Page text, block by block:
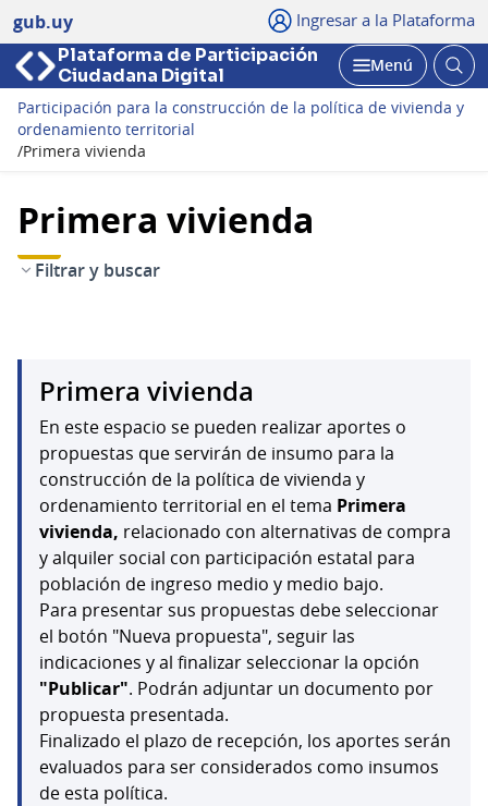
gub.uy Ingresar a la Plataforma
Plataforma de Participación
Ciudadana Digital
Abrir
Menú
Participación para la construcción de la política de vivienda y
ordenamiento territorial
/Primera vivienda
Primera vivienda
Filtrar y buscar
Primera vivienda
En este espacio se pueden realizar aportes o
propuestas que servirán de insumo para la
construcción de la política de vivienda y
ordenamiento territorial en el tema Primera
vivienda, relacionado con alternativas de compra
y alquiler social con participación estatal para
población de ingreso medio y medio bajo.
Para presentar sus propuestas debe seleccionar
el botón "Nueva propuesta", seguir las
indicaciones y al finalizar seleccionar la opción
"Publicar". Podrán adjuntar un documento por
propuesta presentada.
Finalizado el plazo de recepción, los aportes serán
evaluados para ser considerados como insumos
de esta política.